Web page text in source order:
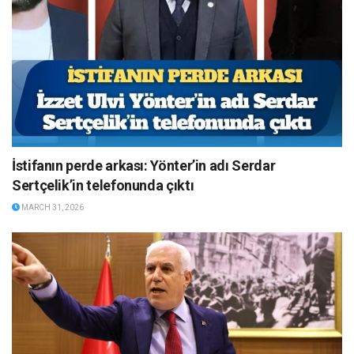
İstifanın perde arkası: Yönter’in adı Serdar
Sertçelik’in telefonunda çıktı
MARCH 31, 2026